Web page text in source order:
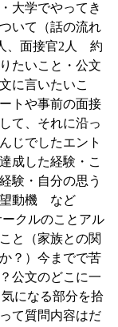
大学でやってき
いて（話の流れ
、面接官2人 約
たいこと・公文
に言いたいこ
トや事前の面接
て、それに沿っ
じでしたエント
成した経験・こ
験・自分の思う
望動機 など
クルのことアル
と（家族との関
？）今までで苦
公文のどこに一
になる部分を拾
て質問内容はだ